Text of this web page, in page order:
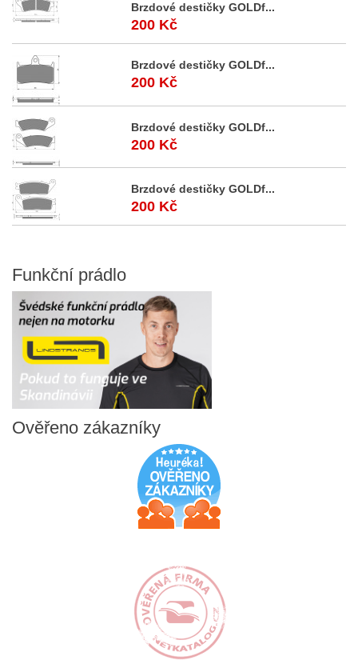
Brzdové destičky GOLDf...
200 Kč
Brzdové destičky GOLDf...
200 Kč
Brzdové destičky GOLDf...
200 Kč
Brzdové destičky GOLDf...
200 Kč
Funkční prádlo
Ověřeno zákazníky